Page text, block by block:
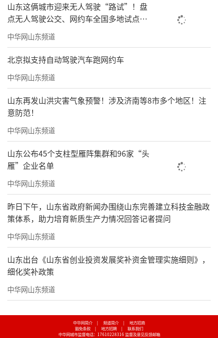
山姆的竟对开市客，也是普通会员卡299
元/人，黑钻会员卡688元/人。
开市客目前在国内的店面数量不多，加上
客群和山姆会员店一样，都是中产客群。
但开市客目前的野心在“线上”，也就是
说不管是不是会员，在线上他们合作的电商平
台，都可以购物，但是会员购买商品的价格和
线下一样，非会员购买商品的价格，则要溢价2
0%左右！
山东这俩城市迎来无人驾驶“路试”！盘
点无人驾驶公交、网约车全国多地试点之
路
中华网山东频道
北京拟支持自动驾驶汽车跑网约车
中华网山东频道
山东再发山洪灾害气象预警！涉及济南等8市多个地区！注
意防范！
中华网山东频道
山东公布45个支柱型雁阵集群和96家“头
雁”企业名单
中华网山东频道
昨日下午，山东省政府新闻办围绕山东完善建立科技金融政
策体系，助力培育新质生产力情况回答记者提问
中华网山东频道
山东出台《山东省创业投资发展奖补资金管理实施细则》，
细化奖补政策
中华网山东频道
中华网简介 | 频道简介 |
地方招商
豁免条款
| 地方招聘 |
联系我们
中华网城市监督电话：17610228316 监督及意见反馈邮箱